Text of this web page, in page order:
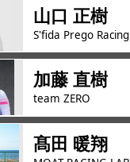
山口 正樹
S'fida Prego Racing
加藤 直樹
team ZERO
髙田 暖翔